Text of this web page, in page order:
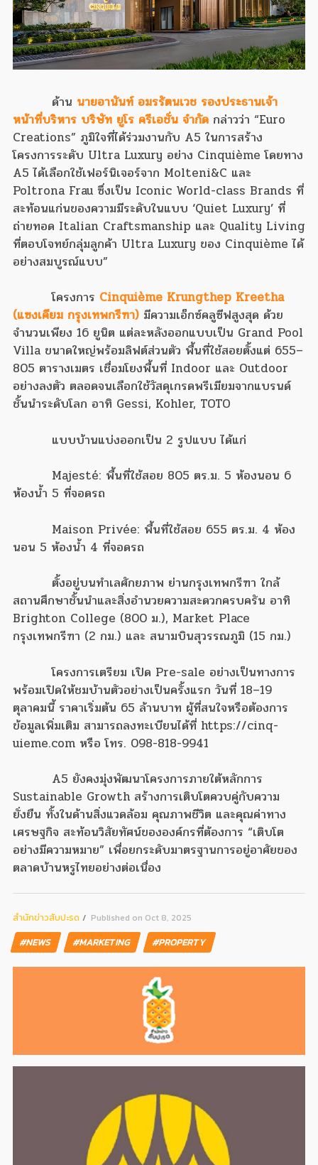
ด้าน นายอานันท์ อมรรัตนเวช รองประธานเจ้า
หน้าที่บริหาร บริษัท ยูโร ครีเอชั่น จำกัด กล่าวว่า “Euro
Creations” ภูมิใจที่ได้ร่วมงานกับ A5 ในการสร้าง
โครงการระดับ Ultra Luxury อย่าง Cinquième โดยทาง
A5 ได้เลือกใช้เฟอร์นิเจอร์จาก Molteni&C และ
Poltrona Frau ซึ่งเป็น Iconic World-class Brands ที่
สะท้อนแก่นของความมีระดับในแบบ ‘Quiet Luxury’ ที่
ถ่ายทอด Italian Craftsmanship และ Quality Living
ที่ตอบโจทย์กลุ่มลูกค้า Ultra Luxury ของ Cinquième ได้
อย่างสมบูรณ์แบบ”
โครงการ Cinquième Krungthep Kreetha
(แซงเคียม กรุงเทพกรีฑา) มีความเอ็กซ์คลูซีฟสูงสุด ด้วย
จำนวนเพียง 16 ยูนิต แต่ละหลังออกแบบเป็น Grand Pool
Villa ขนาดใหญ่พร้อมลิฟต์ส่วนตัว พื้นที่ใช้สอยตั้งแต่ 655–
805 ตารางเมตร เชื่อมโยงพื้นที่ Indoor และ Outdoor
อย่างลงตัว ตลอดจนเลือกใช้วัสดุเกรดพรีเมียมจากแบรนด์
ชั้นนำระดับโลก อาทิ Gessi, Kohler, TOTO
แบบบ้านแบ่งออกเป็น 2 รูปแบบ ได้แก่
Majesté: พื้นที่ใช้สอย 805 ตร.ม. 5 ห้องนอน 6
ห้องน้ำ 5 ที่จอดรถ
Maison Privée: พื้นที่ใช้สอย 655 ตร.ม. 4 ห้อง
นอน 5 ห้องน้ำ 4 ที่จอดรถ
ตั้งอยู่บนทำเลศักยภาพ ย่านกรุงเทพกรีฑา ใกล้
สถานศึกษาชั้นนำและสิ่งอำนวยความสะดวกครบครัน อาทิ
Brighton College (800 ม.), Market Place
กรุงเทพกรีฑา (2 กม.) และ สนามบินสุวรรณภูมิ (15 กม.)
โครงการเตรียม เปิด Pre-sale อย่างเป็นทางการ
พร้อมเปิดให้ชมบ้านตัวอย่างเป็นครั้งแรก วันที่ 18–19
ตุลาคมนี้ ราคาเริ่มต้น 65 ล้านบาท ผู้ที่สนใจหรือต้องการ
ข้อมูลเพิ่มเติม สามารถลงทะเบียนได้ที่ https://cinq-
uieme.com หรือ โทร. 098-818-9941
A5 ยังคงมุ่งพัฒนาโครงการภายใต้หลักการ
Sustainable Growth สร้างการเติบโตควบคู่กับความ
ยั่งยืน ทั้งในด้านสิ่งแวดล้อม คุณภาพชีวิต และคุณค่าทาง
เศรษฐกิจ สะท้อนวิสัยทัศน์ขององค์กรที่ต้องการ “เติบโต
อย่างมีความหมาย” เพื่อยกระดับมาตรฐานการอยู่อาศัยของ
ตลาดบ้านหรูไทยอย่างต่อเนื่อง
สํานักข่าวสับปะรด Published on Oct 8, 2025
#NEWS #MARKETING #PROPERTY